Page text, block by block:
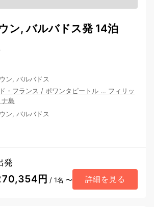
ン, バルバドス発 14泊
ン, バルバドス
・フランス / ポワンタピートル … フィリッ
ナ島
ン, バルバドス
発
円 / 1名 〜 詳細を見る